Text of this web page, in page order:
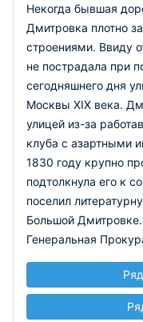
Некогда бывшая
Дмитровка плотно
строениями. Ввиду
не пострадала при
сегодняшнего дня
Москвы XIX века.
улицей из-за
клуба с азартными
1830 году крупно
подтолкнула его к
поселил
Большой
Генеральная